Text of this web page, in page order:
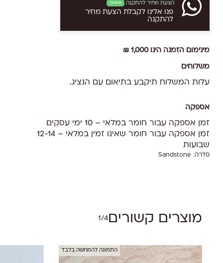
הצעת מחיר להתקנה Online
פנו אלינו לקבלת הצעת מחיר
להתקנה
מינימום הזמנה הינו 1,000 ₪
משלוחים
עלות המשלוח תיקבע בתיאום עם הנציג.
אספקה
זמן אספקה עבור חומר במלאי – 10 ימי עסקים
זמן אספקה עבור חומר שאינו זמין במלאי – 12-14
שבועות
סדרה: Sandstone
מוצרים קשורים1/4
התמונה להמחשה בלבד